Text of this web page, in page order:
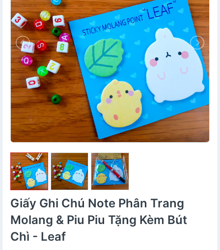
Giấy Ghi Chú Note Phân Trang
Molang & Piu Piu Tặng Kèm Bút
Chì - Leaf